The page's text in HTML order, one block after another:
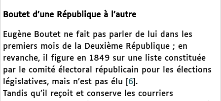
Boutet d’une République à l’autre
Eugène Boutet ne fait pas parler de lui dans les
premiers mois de la Deuxième République ; en
revanche, il figure en 1849 sur une liste constituée
par le comité électoral républicain pour les élections
législatives, mais n’est pas élu
6 .
Tandis qu’il reçoit et conserve les courriers